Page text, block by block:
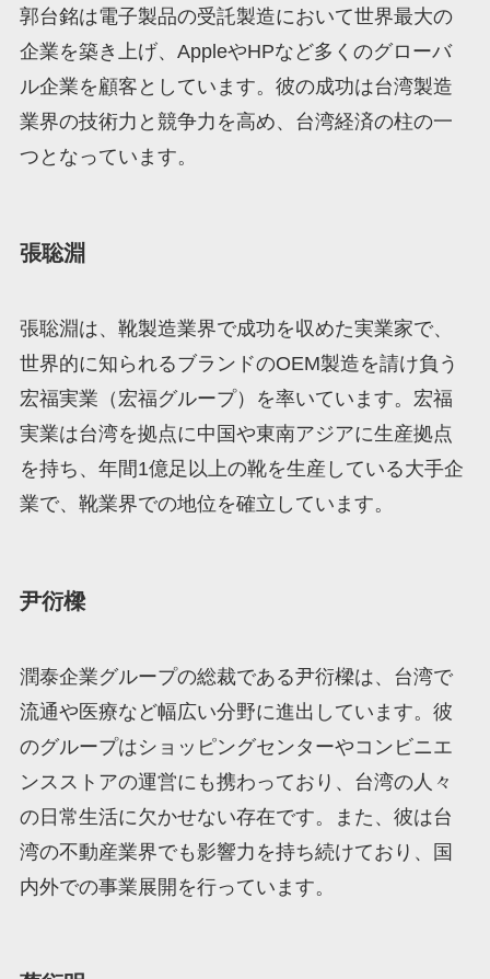
郭台銘は電子製品の受託製造において世界最大の
企業を築き上げ、AppleやHPなど多くのグローバ
ル企業を顧客としています。彼の成功は台湾製造
業界の技術力と競争力を高め、台湾経済の柱の一
つとなっています。
張聡淵
張聡淵は、靴製造業界で成功を収めた実業家で、
世界的に知られるブランドのOEM製造を請け負う
宏福実業（宏福グループ）を率いています。宏福
実業は台湾を拠点に中国や東南アジアに生産拠点
を持ち、年間1億足以上の靴を生産している大手企
業で、靴業界での地位を確立しています。
尹衍樑
潤泰企業グループの総裁である尹衍樑は、台湾で
流通や医療など幅広い分野に進出しています。彼
のグループはショッピングセンターやコンビニエ
ンスストアの運営にも携わっており、台湾の人々
の日常生活に欠かせない存在です。また、彼は台
湾の不動産業界でも影響力を持ち続けており、国
内外での事業展開を行っています。